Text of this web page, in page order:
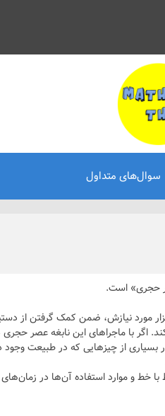
سوال‌های متداول
مورد نیازش، ضمن کمک گرفتن از
اگر با ماجراهای این نابغه عصر
بسیاری از چیزهایی که در طبیعت
خط و موارد استفاده آن‌ها در